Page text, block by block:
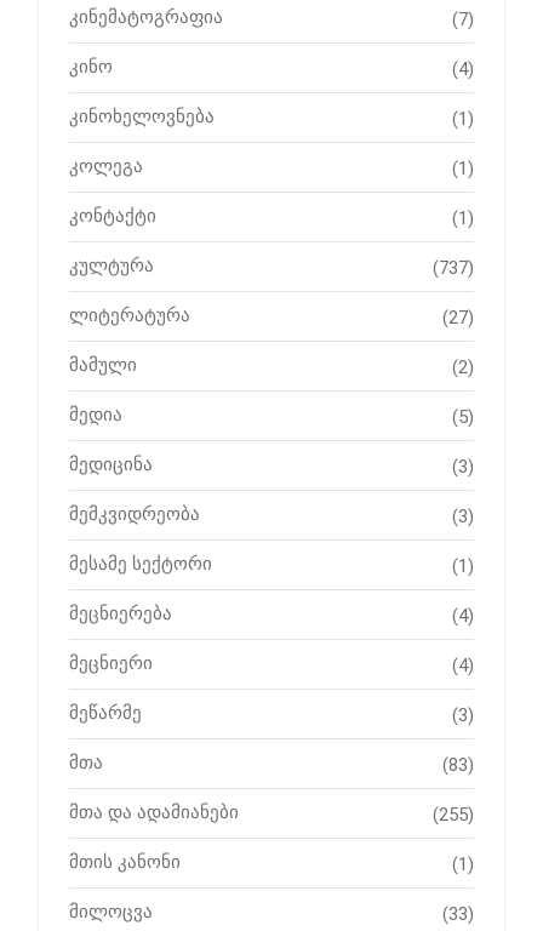
კინემატოგრაფია (7)
კინო (4)
კინოხელოვნება (1)
კოლეგა (1)
კონტაქტი (1)
კულტურა (737)
ლიტერატურა (27)
მამული (2)
მედია (5)
მედიცინა (3)
მემკვიდრეობა (3)
მესამე სექტორი (1)
მეცნიერება (4)
მეცნიერი (4)
მეწარმე (3)
მთა (83)
მთა და ადამიანები (255)
მთის კანონი (1)
მილოცვა (33)